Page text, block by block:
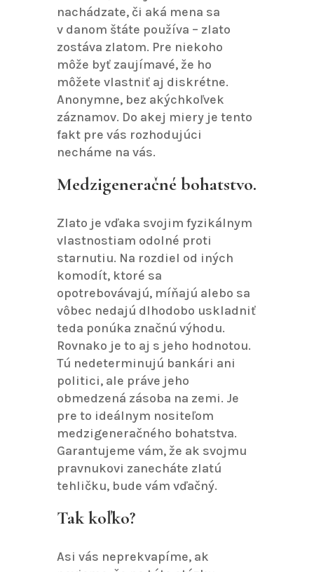
nachádzate, či aká mena sa
v danom štáte používa – zlato
zostáva zlatom. Pre niekoho
môže byť zaujímavé, že ho
môžete vlastniť aj diskrétne.
Anonymne, bez akýchkoľvek
záznamov. Do akej miery je tento
fakt pre vás rozhodujúci
necháme na vás.
Medzigeneračné bohatstvo.
Zlato je vďaka svojim fyzikálnym
vlastnostiam odolné proti
starnutiu. Na rozdiel od iných
komodít, ktoré sa
opotrebovávajú, míňajú alebo sa
vôbec nedajú dlhodobo uskladniť
teda ponúka značnú výhodu.
Rovnako je to aj s jeho hodnotou.
Tú nedeterminujú bankári ani
politici, ale práve jeho
obmedzená zásoba na zemi. Je
pre to ideálnym nositeľom
medzigeneračného bohatstva.
Garantujeme vám, že ak svojmu
pravnukovi zanecháte zlatú
tehličku, bude vám vďačný.
Tak koľko?
Asi vás neprekvapíme, ak